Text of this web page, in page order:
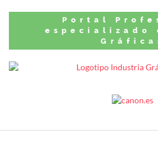
Portal
especializado